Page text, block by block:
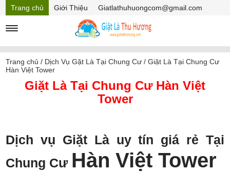
Trang chủ Giới Thiệu
Giatlathuhuongcom@gmail.com
Mã Giảm giá
Trang chủ / Dịch Vụ Gặt Là Tại Chung Cư /Giặt Là Tại Chung Cư
Hàn Việt Tower
Giặt Là Tại Chung Cư Hàn Việt
Tower
Dịch vụ Giặt Là uy tín giá rẻ Tại
Chung Cư Hàn Việt Tower